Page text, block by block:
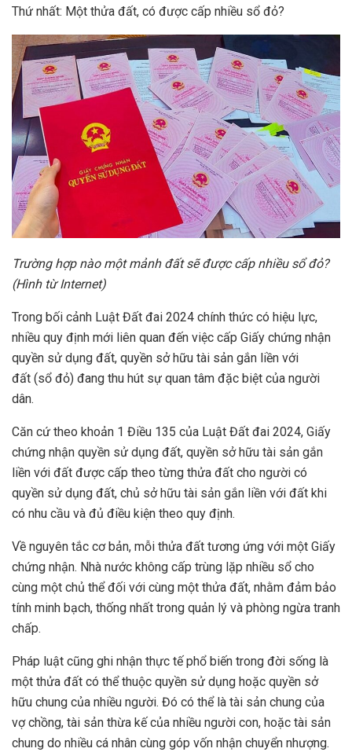
Thứ nhất: Một thửa đất, có được cấp nhiều sổ đỏ?
Trường hợp nào một mảnh đất sẽ được cấp nhiều sổ đỏ?
(Hình từ Internet)
Trong bối cảnh Luật Đất đai 2024 chính thức có hiệu lực,
nhiều quy định mới liên quan đến việc cấp Giấy chứng nhận
quyền sử dụng đất, quyền sở hữu tài sản gắn liền với
đất (sổ đỏ) đang thu hút sự quan tâm đặc biệt của người
dân.
Căn cứ theo khoản 1 Điều 135 của Luật Đất đai 2024, Giấy
chứng nhận quyền sử dụng đất, quyền sở hữu tài sản gắn
liền với đất được cấp theo từng thửa đất cho người có
quyền sử dụng đất, chủ sở hữu tài sản gắn liền với đất khi
có nhu cầu và đủ điều kiện theo quy định.
Về nguyên tắc cơ bản, mỗi thửa đất tương ứng với một Giấy
chứng nhận. Nhà nước không cấp trùng lặp nhiều sổ cho
cùng một chủ thể đối với cùng một thửa đất, nhằm đảm bảo
tính minh bạch, thống nhất trong quản lý và phòng ngừa tranh
chấp.
Pháp luật cũng ghi nhận thực tế phổ biến trong đời sống là
một thửa đất có thể thuộc quyền sử dụng hoặc quyền sở
hữu chung của nhiều người. Đó có thể là tài sản chung của
vợ chồng, tài sản thừa kế của nhiều người con, hoặc tài sản
chung do nhiều cá nhân cùng góp vốn nhận chuyển nhượng.